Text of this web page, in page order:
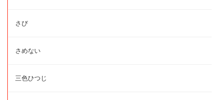
さび
さめない
三色ひつじ